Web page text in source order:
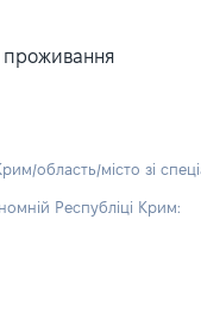
проживання
область/місто зі
Республіці Крим: